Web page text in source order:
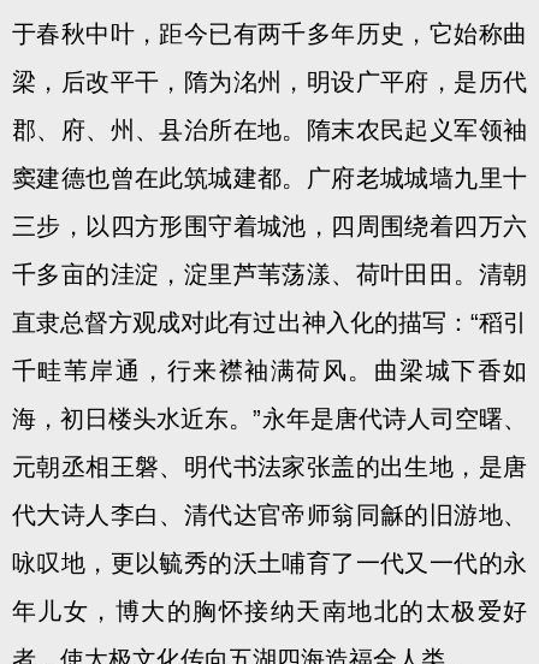
于春秋中叶，距今已有两千多年历史，它始称曲
梁，后改平干，隋为洺州，明设广平府，是历代
郡、府、州、县治所在地。隋末农民起义军领袖
窦建德也曾在此筑城建都。广府老城城墙九里十
三步，以四方形围守着城池，四周围绕着四万六
千多亩的洼淀，淀里芦苇荡漾、荷叶田田。清朝
直隶总督方观成对此有过出神入化的描写：“稻引
千畦苇岸通，行来襟袖满荷风。曲梁城下香如
海，初日楼头水近东。”永年是唐代诗人司空曙、
元朝丞相王磐、明代书法家张盖的出生地，是唐
代大诗人李白、清代达官帝师翁同龢的旧游地、
咏叹地，更以毓秀的沃土哺育了一代又一代的永
年儿女，博大的胸怀接纳天南地北的太极爱好